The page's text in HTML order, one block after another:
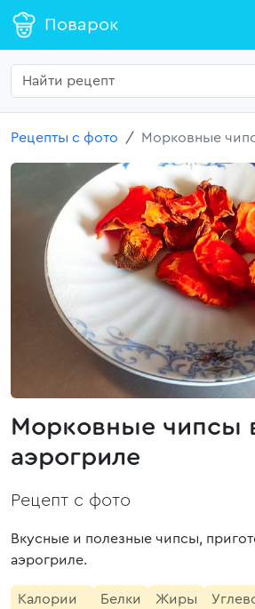
Поварок
Рецепты с фото Морковные
Морковные чипсы
аэрогриле
Рецепт с фото
Вкусные и полезные чипсы,
аэрогриле.
Калории
Белки
Жиры